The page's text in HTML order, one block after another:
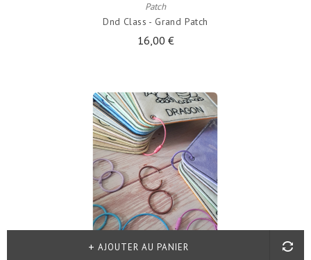
Patch
Dnd Class - Grand Patch
16,00 €
AJOUTER AU PANIER